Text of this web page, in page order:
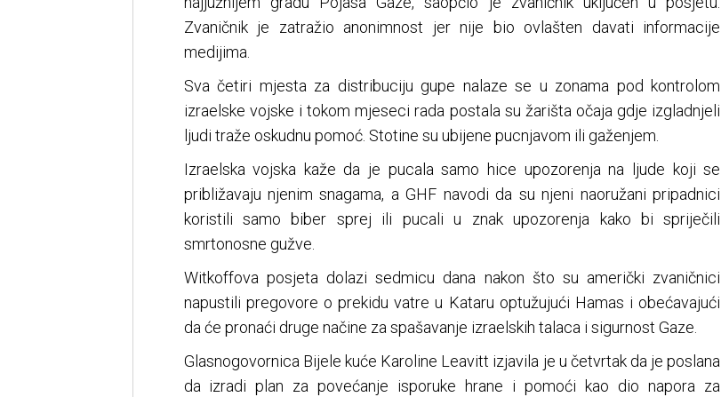
Zvaničnik je zatražio anonimnost jer nije bio ovlašten davati informacije
medijima.
Sva četiri mjesta za distribuciju gupe nalaze se u zonama pod kontrolom
izraelske vojske i tokom mjeseci rada postala su žarišta očaja gdje izgladnjeli
ljudi traže oskudnu pomoć. Stotine su ubijene pucnjavom ili gaženjem.
Izraelska vojska kaže da je pucala samo hice upozorenja na ljude koji se
približavaju njenim snagama, a GHF navodi da su njeni naoružani pripadnici
koristili samo biber sprej ili pucali u znak upozorenja kako bi spriječili
smrtonosne gužve.
Witkoffova posjeta dolazi sedmicu dana nakon što su američki zvaničnici
napustili pregovore o prekidu vatre u Kataru optužujući Hamas i obećavajući
da će pronaći druge načine za spašavanje izraelskih talaca i sigurnost Gaze.
Glasnogovornica Bijele kuće Karoline Leavitt izjavila je u četvrtak da je poslana
da izradi plan za povećanje isporuke hrane i pomoći kao dio napora za